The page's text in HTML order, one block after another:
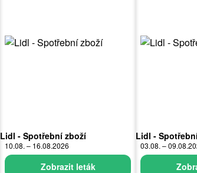
Lidl - Spotřební zboží
10.08. – 16.08.2026
Zobrazit leták
Lidl -
03.08. –